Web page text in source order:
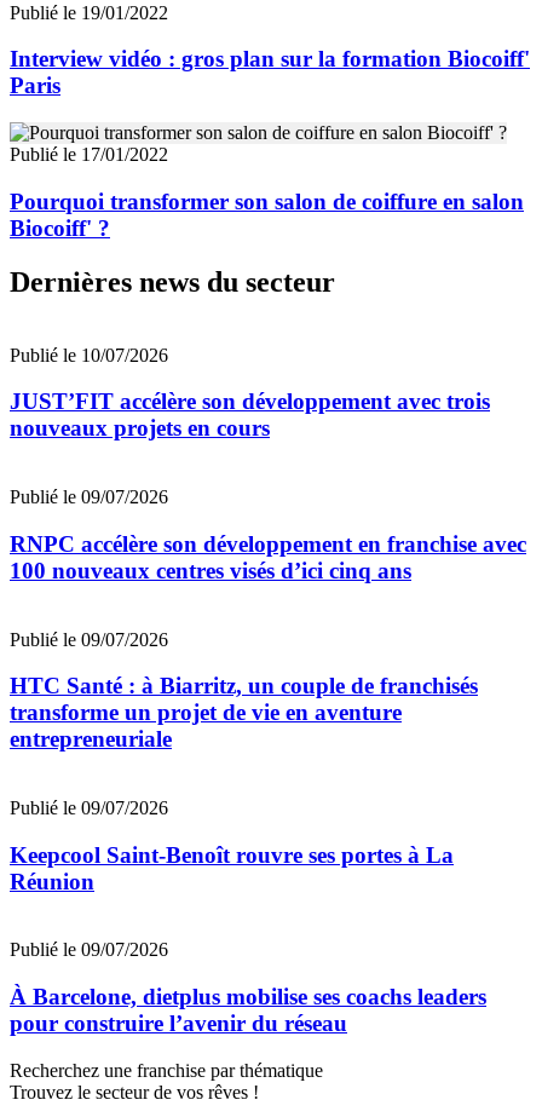
Publié le 19/01/2022
Interview vidéo : gros plan sur la formation Biocoiff'
Paris
Publié le 17/01/2022
Pourquoi transformer son salon de coiffure en salon
Biocoiff' ?
Dernières news du secteur
Publié le 10/07/2026
JUST’FIT accélère son développement avec trois
nouveaux projets en cours
Publié le 09/07/2026
RNPC accélère son développement en franchise avec
100 nouveaux centres visés d’ici cinq ans
Publié le 09/07/2026
HTC Santé : à Biarritz, un couple de franchisés
transforme un projet de vie en aventure
entrepreneuriale
Publié le 09/07/2026
Keepcool Saint-Benoît rouvre ses portes à La
Réunion
Publié le 09/07/2026
À Barcelone, dietplus mobilise ses coachs leaders
pour construire l’avenir du réseau
Recherchez une franchise par thématique
Trouvez le secteur de vos rêves !